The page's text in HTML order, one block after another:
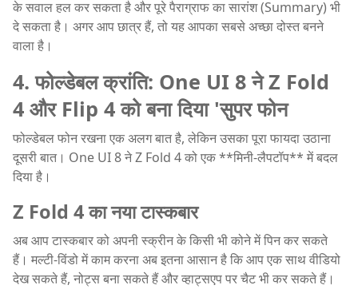
के सवाल हल कर सकता है और पूरे पैराग्राफ का सारांश (Summary) भी
दे सकता है। अगर आप छात्र हैं, तो यह आपका सबसे अच्छा दोस्त बनने
वाला है।
4. फोल्डेबल क्रांति: One UI 8 ने Z Fold
4 और Flip 4 को बना दिया 'सुपर फोन
फोल्डेबल फोन रखना एक अलग बात है, लेकिन उसका पूरा फायदा उठाना
दूसरी बात। One UI 8 ने Z Fold 4 को एक **मिनी-लैपटॉप** में बदल
दिया है।
Z Fold 4 का नया टास्कबार
अब आप टास्कबार को अपनी स्क्रीन के किसी भी कोने में पिन कर सकते
हैं। मल्टी-विंडो में काम करना अब इतना आसान है कि आप एक साथ वीडियो
देख सकते हैं, नोट्स बना सकते हैं और व्हाट्सएप पर चैट भी कर सकते हैं।